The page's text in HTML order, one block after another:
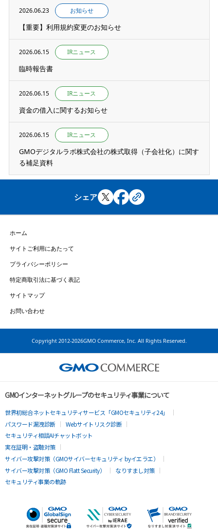
2026.06.23 お知らせ
【重要】利用規約変更のお知らせ
2026.06.15 IRニュース
臨時報告書
2026.06.15 IRニュース
資金の借入に関するお知らせ
2026.06.15 IRニュース
GMOデジタルラボ株式会社の株式取得（子会社化）に関す
る補足資料
シェア
ホーム
サイトご利用にあたって
プライバシーポリシー
特定商取引法に基づく表記
サイトマップ
お問い合わせ
Copyright 2012-2026GMO Commerce, Inc. All Rights Reserved.
GMOインターネットグループのセキュリティ事業について
世界初総合ネットセキュリティサービス「GMOセキュリティ24」
パスワード漏洩診断
Webサイトリスク診断
セキュリティ相談AIチャットボット
実在証明・盗聴対策
サイバー攻撃対策（GMOサイバーセキュリティ byイエラエ）
サイバー攻撃対策（GMO Flatt Security）
なりすまし対策
セキュリティ事業の軌跡